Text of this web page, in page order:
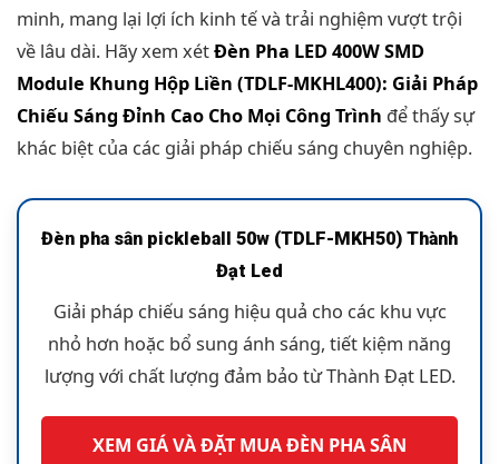
minh, mang lại lợi ích kinh tế và trải nghiệm vượt trội
về lâu dài. Hãy xem xétĐèn Pha LED 400W SMD
Module Khung Hộp Liền (TDLF-MKHL400): Giải Pháp
Chiếu Sáng Đỉnh Cao Cho Mọi Công Trình để thấy sự
khác biệt của các giải pháp chiếu sáng chuyên nghiệp.
Đèn pha sân pickleball 50w (TDLF-MKH50) Thành
Đạt Led
Giải pháp chiếu sáng hiệu quả cho các khu vực
nhỏ hơn hoặc bổ sung ánh sáng, tiết kiệm năng
lượng với chất lượng đảm bảo từ Thành Đạt LED.
XEM GIÁ VÀ ĐẶT MUA ĐÈN PHA SÂN